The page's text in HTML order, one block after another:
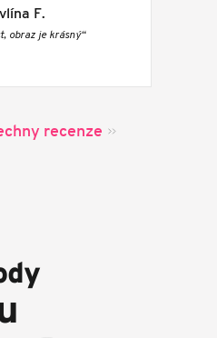
F.
obraz je krásný“
recenze